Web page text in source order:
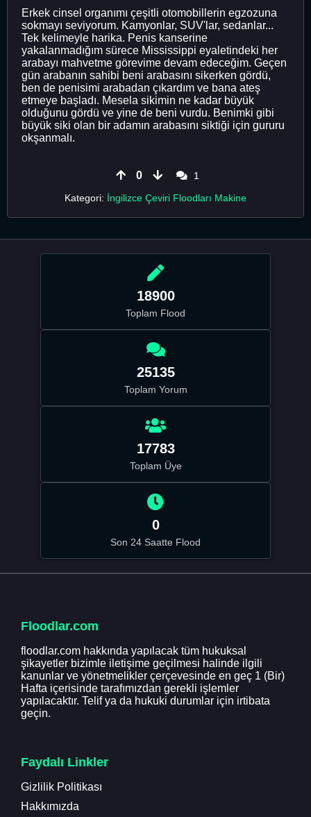
Erkek cinsel organımı çeşitli otomobillerin egzozuna
sokmayı seviyorum. Kamyonlar, SUV'lar, sedanlar...
Tek kelimeyle harika. Penis kanserine
yakalanmadığım sürece Mississippi eyaletindeki her
arabayı mahvetme görevime devam edeceğim. Geçen
gün arabanın sahibi beni arabasını sikerken gördü,
ben de penisimi arabadan çıkardım ve bana ateş
etmeye başladı. Mesela sikimin ne kadar büyük
olduğunu gördü ve yine de beni vurdu. Benimki gibi
büyük siki olan bir adamın arabasını siktiği için gururu
okşanmalı.
0
1
Kategori: İngilizce Çeviri Floodları Makine
18900
Toplam Flood
25135
Toplam Yorum
17783
Toplam Üye
0
Son 24 Saatte Flood
Floodlar.com
floodlar.com hakkında yapılacak tüm hukuksal
şikayetler bizimle iletişime geçilmesi halinde ilgili
kanunlar ve yönetmelikler çerçevesinde en geç 1 (Bir)
Hafta içerisinde tarafımızdan gerekli işlemler
yapılacaktır. Telif ya da hukuki durumlar için irtibata
geçin.
Faydalı Linkler
Gizlilik Politikası
Hakkımızda